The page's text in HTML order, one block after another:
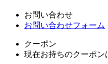
お問い合わせ
お問い合わせフォーム
クーポン
現在お持ちのクーポン